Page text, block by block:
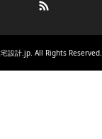
設計.jp. All Rights Reserved.